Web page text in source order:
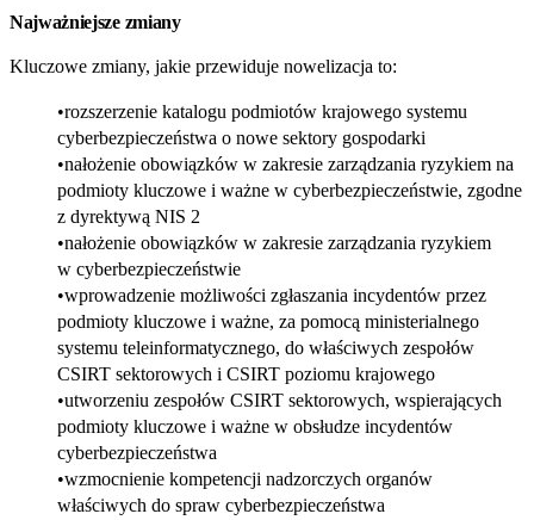
Najważniejsze zmiany
Kluczowe zmiany, jakie przewiduje nowelizacja to:
rozszerzenie katalogu podmiotów krajowego systemu
cyberbezpieczeństwa o nowe sektory gospodarki
nałożenie obowiązków w zakresie zarządzania ryzykiem na
podmioty kluczowe i ważne w cyberbezpieczeństwie, zgodne
z dyrektywą NIS 2
nałożenie obowiązków w zakresie zarządzania ryzykiem
w cyberbezpieczeństwie
wprowadzenie możliwości zgłaszania incydentów przez
podmioty kluczowe i ważne, za pomocą ministerialnego
systemu teleinformatycznego, do właściwych zespołów
CSIRT sektorowych i CSIRT poziomu krajowego
utworzeniu zespołów CSIRT sektorowych, wspierających
podmioty kluczowe i ważne w obsłudze incydentów
cyberbezpieczeństwa
wzmocnienie kompetencji nadzorczych organów
właściwych do spraw cyberbezpieczeństwa